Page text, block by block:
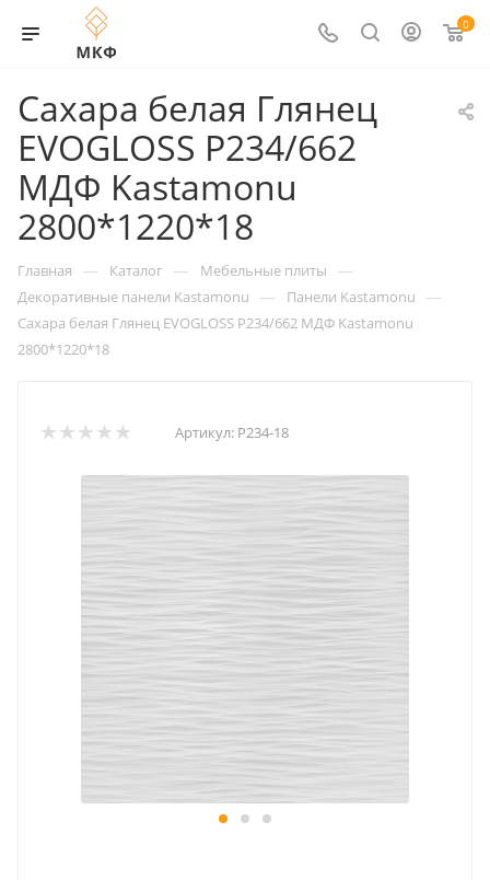
0
Сахара белая Глянец
EVOGLOSS Р234/662
МДФ Kastamonu
2800*1220*18
Главная — Каталог — Мебельные плиты —
Декоративные панели Kastamonu — Панели Kastamonu —
Сахара белая Глянец EVOGLOSS Р234/662 МДФ Kastamonu
2800*1220*18
Артикул: Р234-18